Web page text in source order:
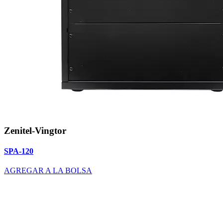
Zenitel-Vingtor
SPA-120
AGREGAR A LA BOLSA